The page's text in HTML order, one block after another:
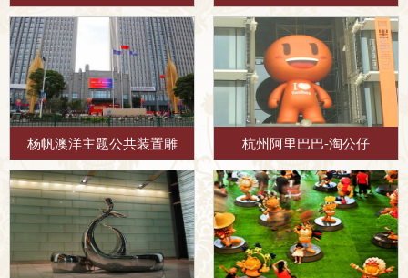
杨帆澳洋主题公共装置雕 杭州阿里巴巴-淘公仔